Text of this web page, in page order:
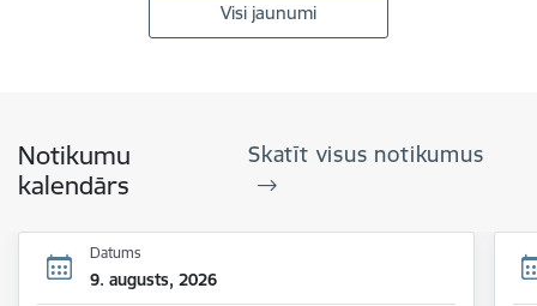
Visi jaunumi
Notikumu
kalendārs
Skatīt visus notikumus
Datums
9. augusts, 2026